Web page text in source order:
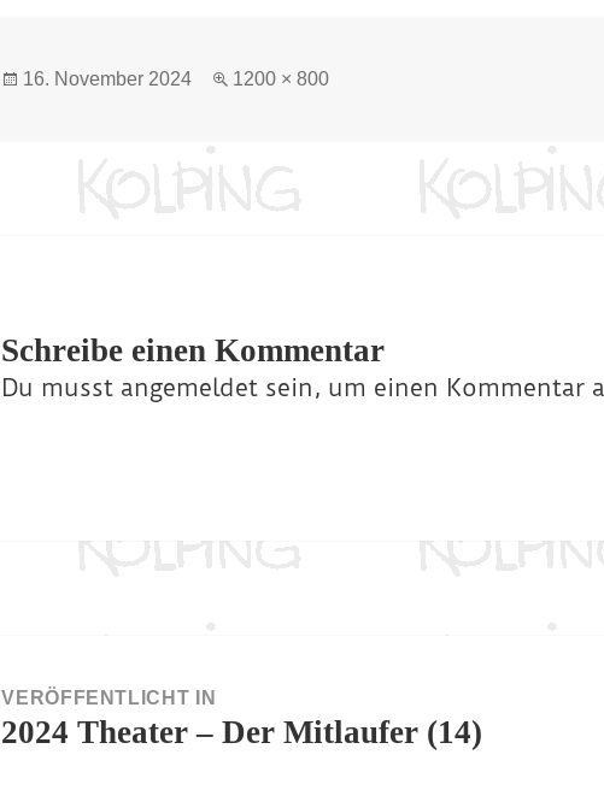
Veröffentlicht
16. November 2024 Originalgröße
1200 × 800
Schreibe einen Kommentar
Du musst angemeldet sein, um einen Kommentar
VERÖFFENTLICHT IN
2024 Theater – Der Mitlaufer (14)